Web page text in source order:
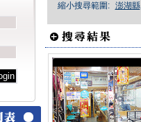
縮小搜尋範圍: 澎湖縣